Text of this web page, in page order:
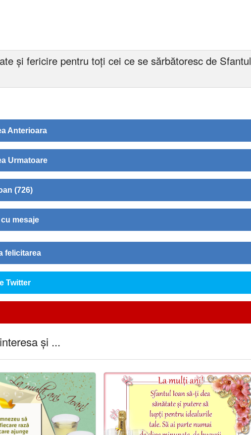
și fericire pentru toți cei ce se sărbătoresc de Sfantul
Anterioara
Urmatoare
(726)
mesaje
felicitarea
Twitter
și ...